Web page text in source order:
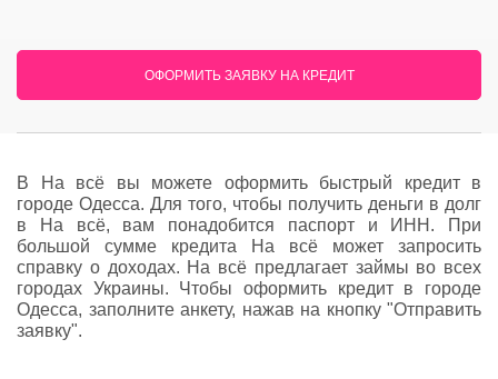
ОФОРМИТЬ ЗАЯВКУ НА КРЕДИТ
В На всё вы можете оформить быстрый кредит в
городе Одесса. Для того, чтобы получить деньги в долг
в На всё, вам понадобится паспорт и ИНН. При
большой сумме кредита На всё может запросить
справку о доходах. На всё предлагает займы во всех
городах Украины. Чтобы оформить кредит в городе
Одесса, заполните анкету, нажав на кнопку "Отправить
заявку".